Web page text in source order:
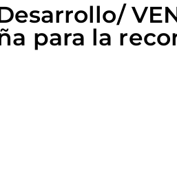
para la